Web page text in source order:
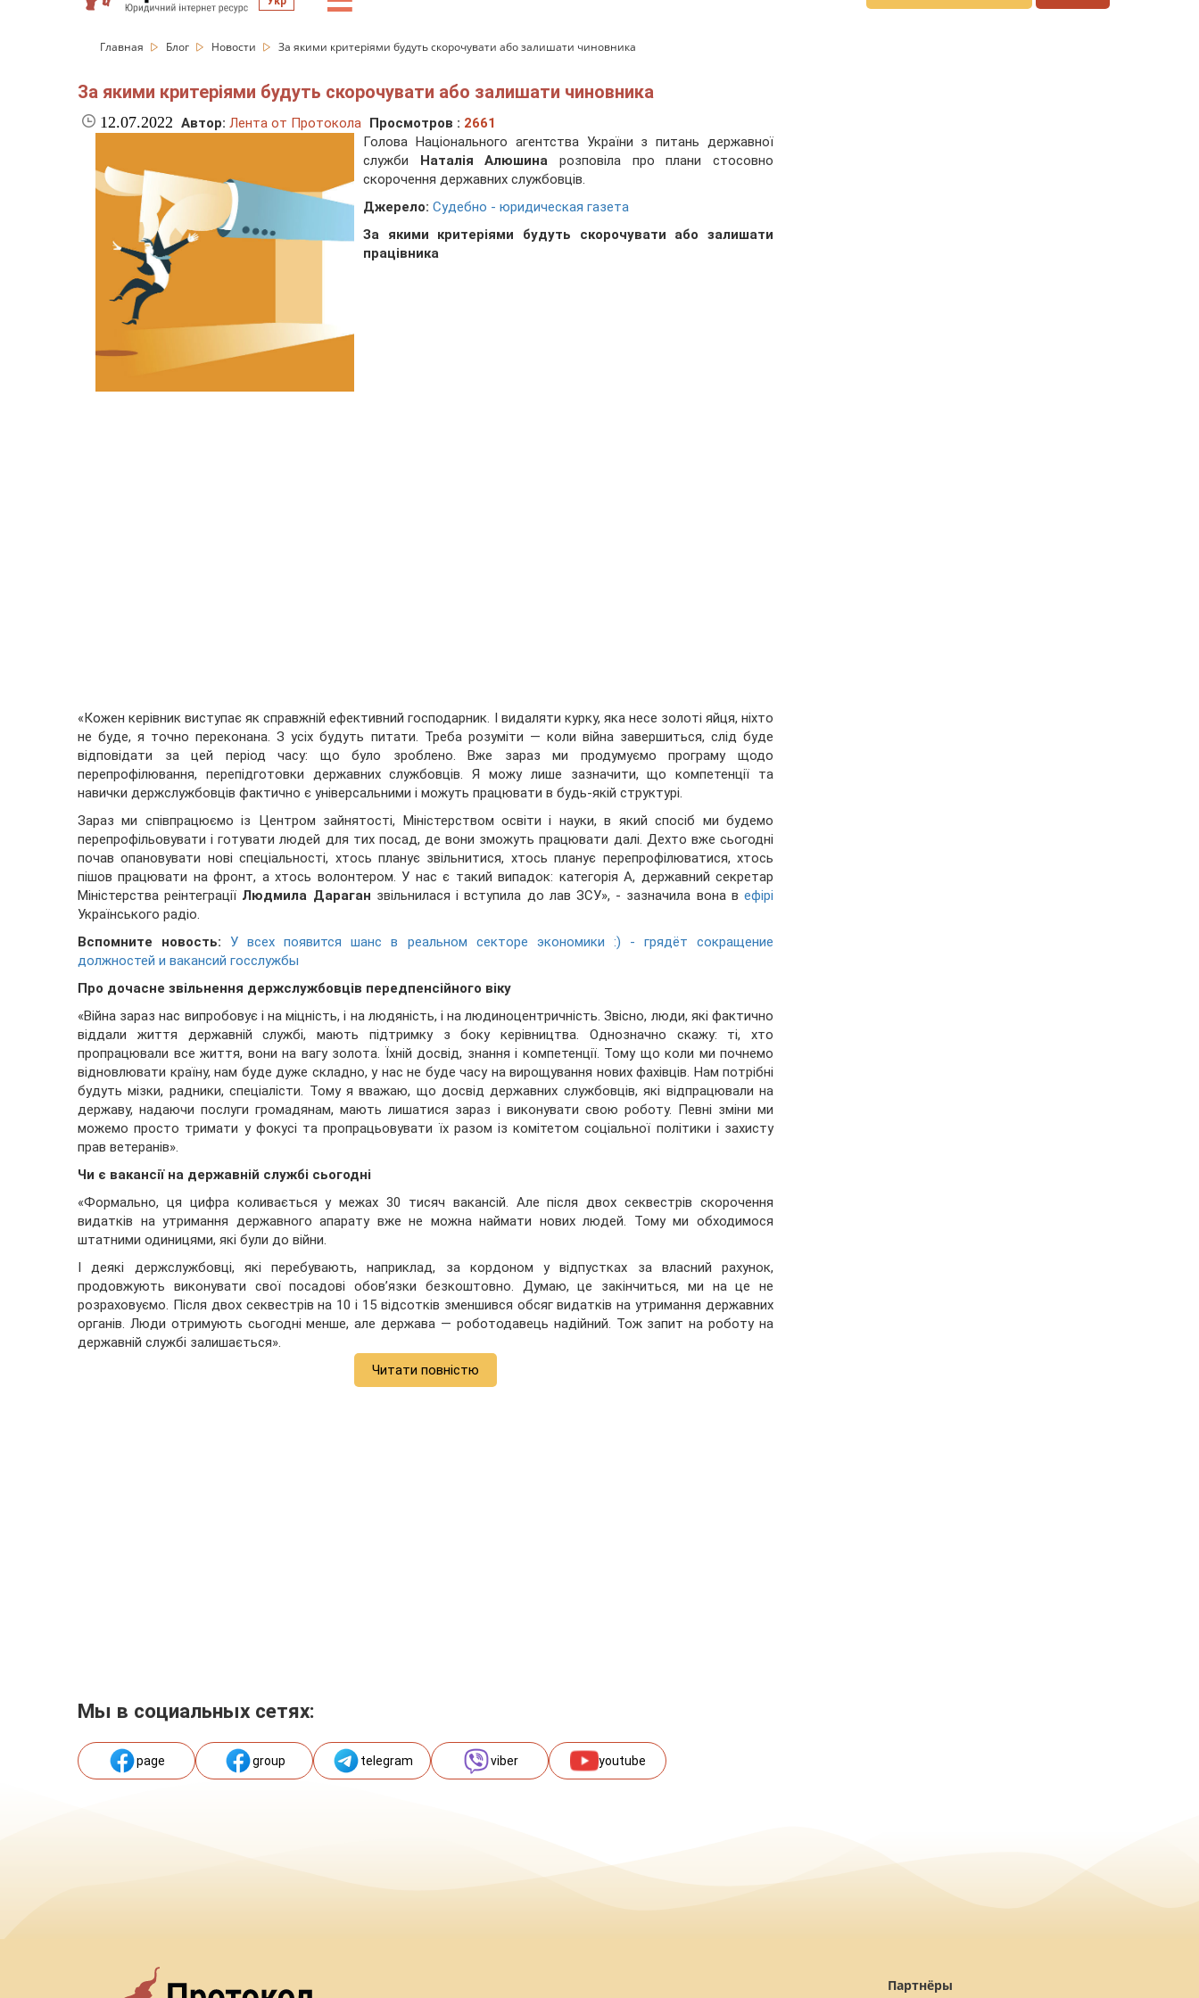
Главная Блог Новости За якими критеріями будуть скорочувати або залишати чиновника
За якими критеріями будуть скорочувати або залишати чиновника
12.07.2022 Автор: Лента от Протокола Просмотров : 2661
Голова Національного агентства України з питань державної
служби
Наталія Алюшинарозповіла про плани стосовно
скорочення державних службовців.
Джерело: Судебно - юридическая газета
За якими критеріями будуть скорочувати або залишати
працівника
«Кожен керівник виступає як справжній ефективний господарник. І видаляти курку, яка несе золоті яйця, ніхто
не буде, я точно переконана. З усіх будуть питати. Треба розуміти ― коли війна завершиться, слід буде
відповідати за цей період часу: що було зроблено. Вже зараз ми продумуємо програму щодо
перепрофілювання, перепідготовки державних службовців. Я можу лише зазначити, що компетенції та
навички держслужбовців фактично є універсальними і можуть працювати в будь-якій структурі.
Зараз ми співпрацюємо із Центром зайнятості, Міністерством освіти і науки, в який спосіб ми будемо
перепрофільовувати і готувати людей для тих посад, де вони зможуть працювати далі. Дехто вже сьогодні
почав опановувати нові спеціальності, хтось планує звільнитися, хтось планує перепрофілюватися, хтось
пішов працювати на фронт, а хтось волонтером. У нас є такий випадок: категорія А, державний секретар
Міністерства реінтеграції Людмила Дараган звільнилася і вступила до лав ЗСУ», - зазначила вона вефірі
Українського радіо.
Вспомните новость:У всех появится шанс в реальном секторе экономики :) - грядёт сокращение
должностей и вакансий госслужбы
Про дочасне звільнення держслужбовців передпенсійного віку
«Війна зараз нас випробовує і на міцність, і на людяність, і на людиноцентричність. Звісно, люди, які фактично
віддали життя державній службі, мають підтримку з боку керівництва. Однозначно скажу: ті, хто
пропрацювали все життя, вони на вагу золота. Їхній досвід, знання і компетенції. Тому що коли ми почнемо
відновлювати країну, нам буде дуже складно, у нас не буде часу на вирощування нових фахівців. Нам потрібні
будуть мізки, радники, спеціалісти. Тому я вважаю, що досвід державних службовців, які відпрацювали на
державу, надаючи послуги громадянам, мають лишатися зараз і виконувати свою роботу. Певні зміни ми
можемо просто тримати у фокусі та пропрацьовувати їх разом із комітетом соціальної політики і захисту
прав ветеранів».
Чи є вакансії на державній службі сьогодні
«Формально, ця цифра коливається у межах 30 тисяч вакансій. Але після двох секвестрів скорочення
видатків на утримання державного апарату вже не можна наймати нових людей. Тому ми обходимося
штатними одиницями, які були до війни.
І деякі держслужбовці, які перебувають, наприклад, за кордоном у відпустках за власний рахунок,
продовжують виконувати свої посадові обов’язки безкоштовно. Думаю, це закінчиться, ми на це не
розраховуємо. Після двох секвестрів на 10 і 15 відсотків зменшився обсяг видатків на утримання державних
органів. Люди отримують сьогодні менше, але держава ― роботодавець надійний. Тож запит на роботу на
державній службі залишається».
Читати повністю
Мы в социальных сетях:
page group telegram viber youtube
Партнёры